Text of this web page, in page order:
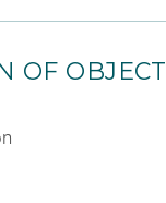
OF OBJECT